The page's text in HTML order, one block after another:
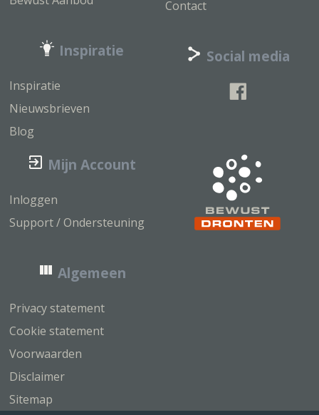
Inspiratie
Inspiratie
Nieuwsbrieven
Blog
Contact
Social media
Mijn Account
Inloggen
Support / Ondersteuning
Algemeen
Privacy statement
Cookie statement
Voorwaarden
Disclaimer
Sitemap